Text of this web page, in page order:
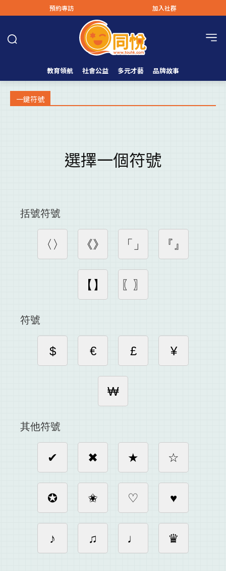
預約專訪 加入社群
教育領航 社會公益 多元才藝 品牌故事
一鍵符號
選擇一個符號
括號符號
〈〉 《》 「」 『』
【】 〖〗
符號
$ € £ ¥
₩
其他符號
✔ ✖ ★ ☆
✪ ✬ ♡ ♥
♪ ♫ ♩ ♛